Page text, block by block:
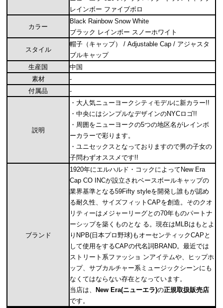
レインボー ファイブボロ
カラー
Black Rainbow Snow White
ブラック レインボー スノーホワイト
スタイル
帽子（キャップ） / Adjustable Cap / アジャスタ
ブルキャップ
生産国
中国
素材
-
付属品
-
説明
・大人気ニューヨークシティモデルに新カラー!!
・中央にはシンプルなデザインのNYCロゴ!!
・周囲をニューヨークの5つの地区名がレインボ
ーカラーで彩ります。
・ユニセックスとなっておりますので男の子女の
子問わずオススメです!!
ブランド
1920年にエルハルド・コックによってNew Era
Cap CO INCが設立されベースボールキャップの
業界基準となる59Fifty styleを開発し誰もが認め
る耐久性、サイズフィットCAPを創造。そのクオ
リティーはメジャーリーグとの70年ものパートナ
ーシップを築くものとな る。現在はMLBはもとよ
りNPB(日本プロ野球)もオーセンティックCAPと
して使用をするCAPの代名詞BRAND。最近では
ストリート系ファッショ ンアイテムや、ヒップホ
ップ、サブカルチャー系ミュージックシーンにも
なくてはならない存在となっています。
当店は、
New Era(ニューエラ)の正規取扱販売店
です。